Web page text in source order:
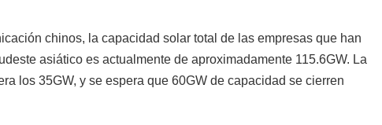
chinos, la capacidad solar total de las empresas que han
asiático es actualmente de aproximadamente 115.6GW. La
los 35GW, y se espera que 60GW de capacidad se cierren